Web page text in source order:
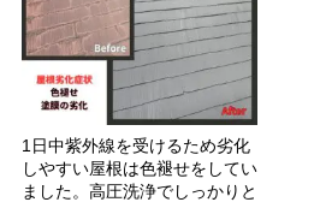
1日中紫外線を受けるため劣化
しやすい屋根は色褪せをしてい
ました。高圧洗浄でしっかりと